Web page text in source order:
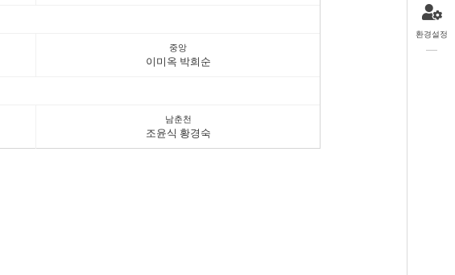
중앙
이미옥 박희순
남춘천
조윤식 황경숙
환경설정